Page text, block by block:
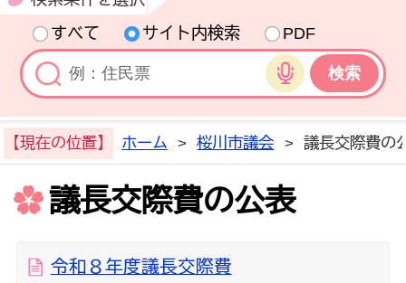
すべて
サイト内検索
PDF
音声検索
【現在の位置】 ホーム > 桜川市議会 > 議長交際費の
議長交際費の公表
令和８年度議長交際費